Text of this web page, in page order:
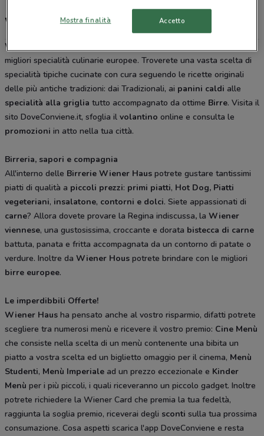
Wiener Haus, offerte e ristoranti
Wiener Haus
migliori specialità culinarie europee. Troverete una vasta scelta di
specialità tipiche cucinate con cura seguendo le ricette originali
delle più antiche tradizioni: dai Tradizionali, ai panini caldi alle
specialità alla griglia tutto accompagnato da ottime Birre. Visita il
sito DoveConviene.it, sfoglia il volantino online e consulta le
promozioni in atto nella tua città.
Birreria, sapori e compagnia
All'interno delle Birrerie Wiener Haus potrete gustare tantissimi
piatti di qualità a piccoli prezzi: primi piatti, Hot Dog, Piatti
vegeteriani, insalatone, contorni e dolci. Siete appassionati di
carne? Allora dovete provare la Regina indiscussa, la Wiener
viennese, una gustosissima, croccante e dorata bistecca di carne
battuta, panata e fritta accompagnata da un contorno di patate o
verdure. Inoltre da Wiener Hous potrete brindare con le migliori
birre europee.
Le imperdibbili Offerte!
Wiener Haus ha pensato anche al vostro risparmio, difatti potrete
scegliere tra numerosi menù e ricevere il vostro premio: Cine Menù
che consiste nella scelta di un menù contenente una bibita un
piatto a vostra scelta ed un biglietto omaggio per il cinema, Menù
Studenti, Menù Imperiale ad un prezzo eccezionale e Kinder
Menù per i più piccoli, i quali riceveranno un piccolo gadget. Inoltre
potrete richiedere la Wiener Card che premia la tua fedeltà,
raggiunta la soglia premio, riceverai degli sconti sulla tua prossima
consumazione. Cosa aspetti scarica l'app DoveConviene e resta
Mostra finalità Accetto